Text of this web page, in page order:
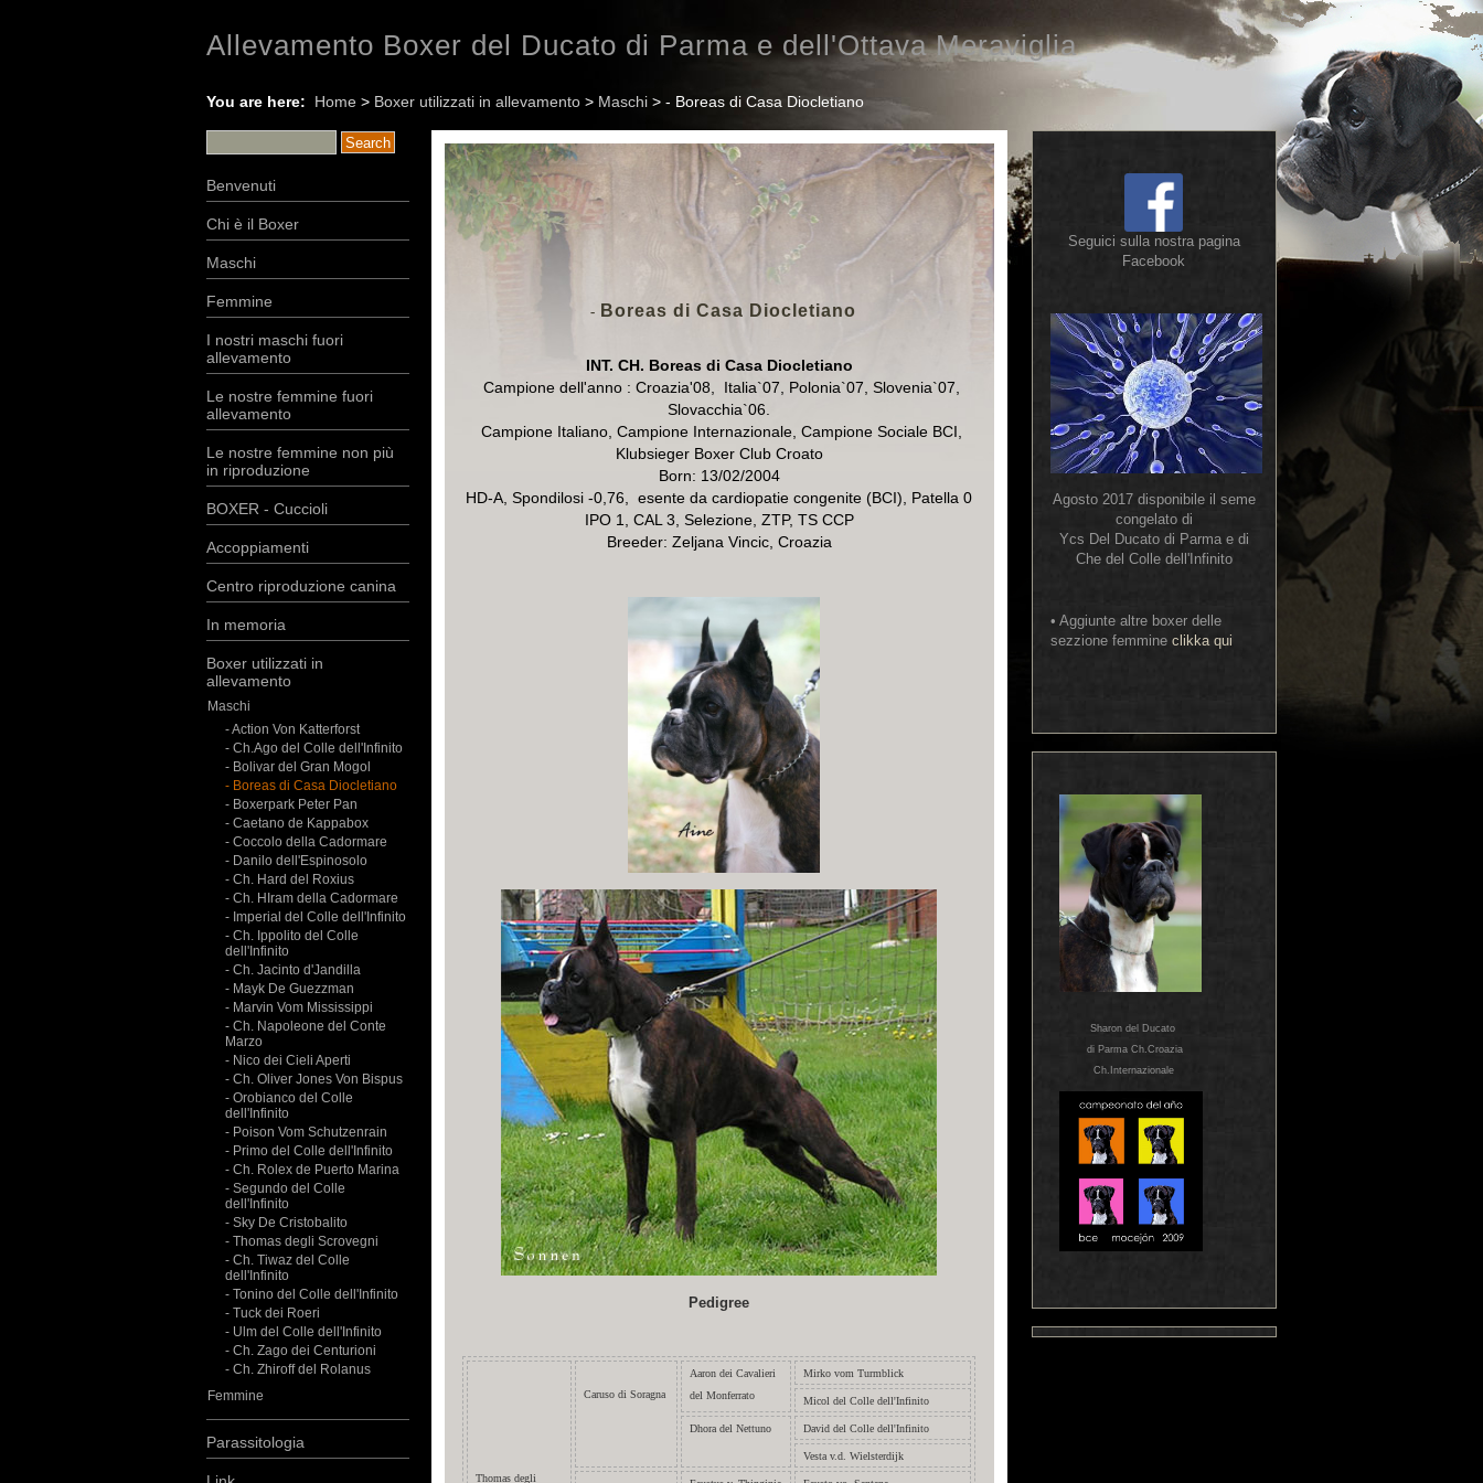
Allevamento Boxer del Ducato di Parma e dell'Ottava Meraviglia
You are here: Home > Boxer utilizzati in allevamento > Maschi > - Boreas di Casa Diocletiano
Benvenuti
Chi è il Boxer
Maschi
Femmine
I nostri maschi fuori
allevamento
Le nostre femmine fuori
allevamento
Le nostre femmine non più
in riproduzione
BOXER - Cuccioli
Accoppiamenti
Centro riproduzione canina
In memoria
Boxer utilizzati in
allevamento
Maschi
- Action Von Katterforst
- Ch.Ago del Colle dell'Infinito
- Bolivar del Gran Mogol
- Boreas di Casa Diocletiano
- Boxerpark Peter Pan
- Caetano de Kappabox
- Coccolo della Cadormare
- Danilo dell'Espinosolo
- Ch. Hard del Roxius
- Ch. HIram della Cadormare
- Imperial del Colle dell'Infinito
- Ch. Ippolito del Colle
dell'Infinito
- Ch. Jacinto d'Jandilla
- Mayk De Guezzman
- Marvin Vom Mississippi
- Ch. Napoleone del Conte
Marzo
- Nico dei Cieli Aperti
- Ch. Oliver Jones Von Bispus
- Orobianco del Colle
dell'Infinito
- Poison Vom Schutzenrain
- Primo del Colle dell'Infinito
- Ch. Rolex de Puerto Marina
- Segundo del Colle
dell'Infinito
- Sky De Cristobalito
- Thomas degli Scrovegni
- Ch. Tiwaz del Colle
dell'Infinito
- Tonino del Colle dell'Infinito
- Tuck dei Roeri
- Ulm del Colle dell'Infinito
- Ch. Zago dei Centurioni
- Ch. Zhiroff del Rolanus
Femmine
Parassitologia
- Boreas di Casa Diocletiano
INT. CH. Boreas di Casa Diocletiano
Campione dell'anno : Croazia'08,
Italia`07, Polonia`07, Slovenia`07,
Slovacchia`06
Campione Italiano, Campione Internazionale, Campione Sociale BCI
Klubsieger Boxer Club Croato
Born: 13/02/2004
HD-A, Spondilosi -0,76, esente da cardiopatie congenite (BCI), Patella 0
IPO 1, CAL 3, Selezione, ZTP, TS CCP
Breeder: Zeljana Vincic, Croazia
Pedigree
Thomas degli
Caruso di Soragna
Aaron dei Cavalieri
del Monferrato
Mirko vom Turmblick
Micol del Colle dell'Infinito
Dhora del Nettuno David del Colle dell'Infinito
Vesta v.d. Wielsterdijk
Seguici sulla nostra pagina
Facebook
Agosto 2017 disponibile il seme
congelato di
Ycs Del Ducato di Parma e di
Che del Colle dell'Infinito
• Aggiunte altre boxer delle
sezzione femmine clikka qui
Sharon del Ducato
di Parma Ch.Croazia
Ch.Internazionale